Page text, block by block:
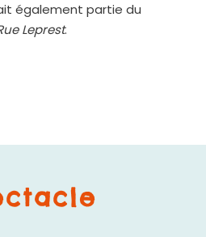
également partie du
Leprest.